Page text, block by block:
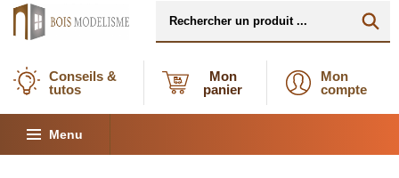
Conseils &
tutos
Mon
panier
Mon
compte
Menu